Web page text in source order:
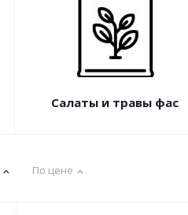
Салаты и травы фас
По цене